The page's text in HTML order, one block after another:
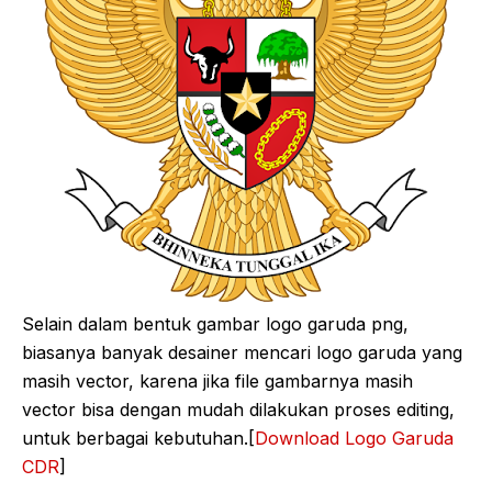
Selain dalam bentuk gambar logo garuda png,
biasanya banyak desainer mencari logo garuda yang
masih vector, karena jika file gambarnya masih
vector bisa dengan mudah dilakukan proses editing,
untuk berbagai kebutuhan.[Download Logo Garuda
CDR]